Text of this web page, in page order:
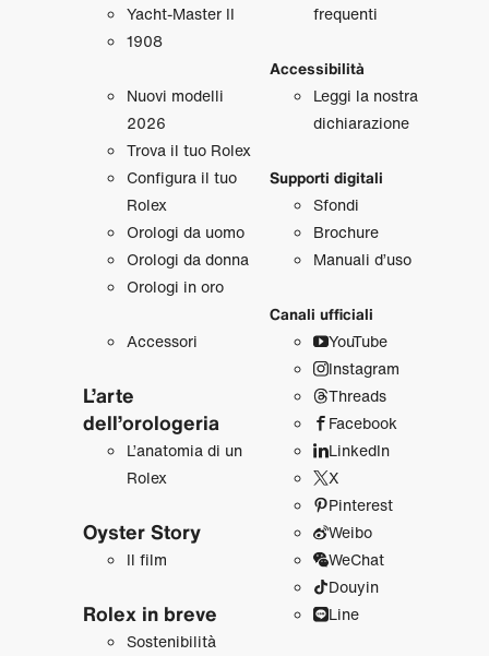
Yacht‑Master II
1908
Nuovi modelli
2026
Trova il tuo Rolex
Configura il tuo
Rolex
Orologi da uomo
Orologi da donna
Orologi in oro
Accessori
L’arte
dell’orologeria
L’anatomia di un
Rolex
Oyster Story
Il film
Rolex in breve
Sostenibilità
frequenti
Accessibilità
Leggi la nostra
dichiarazione
Supporti digitali
Sfondi
Brochure
Manuali d’uso
Canali ufficiali
YouTube
Instagram
Threads
Facebook
LinkedIn
X
Pinterest
Weibo
WeChat
Douyin
Line